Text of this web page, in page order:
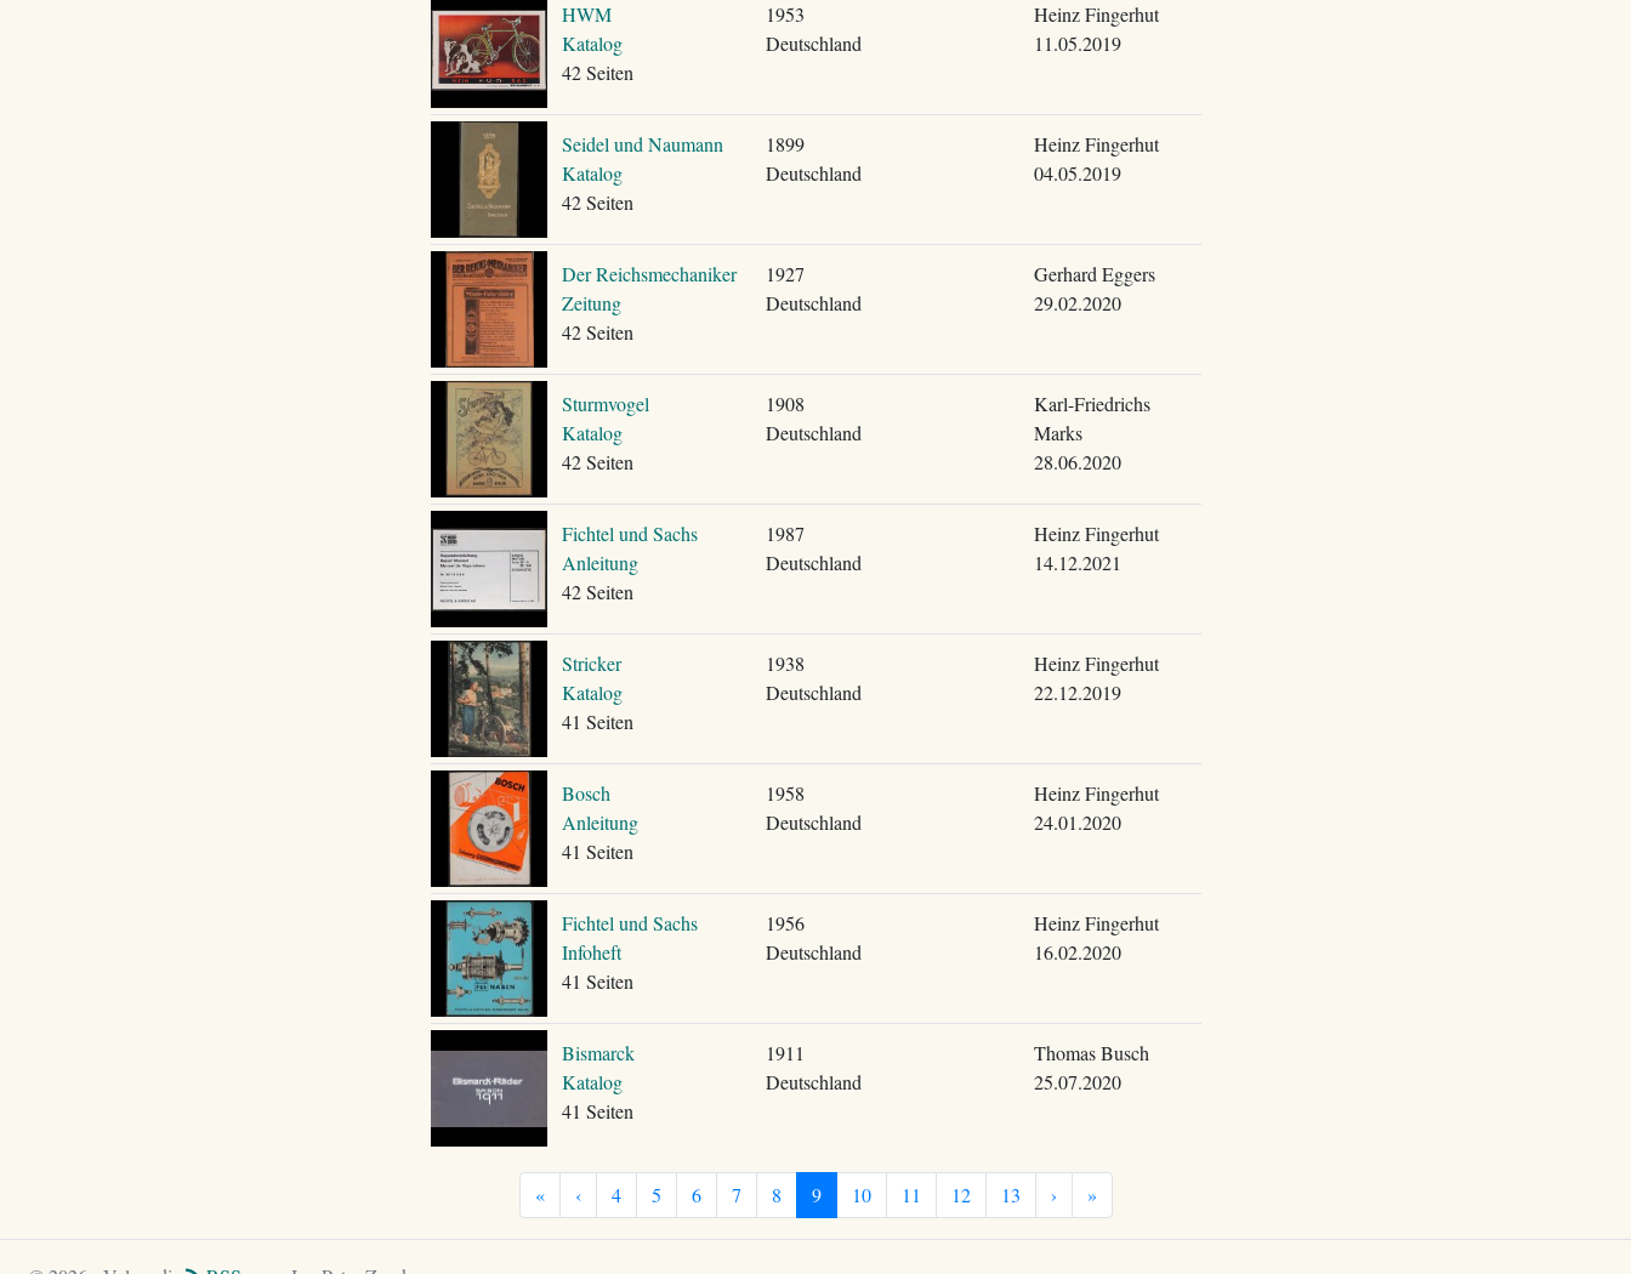
HWM
Katalog
42 Seiten
1953
Deutschland
Heinz Fingerhut
11.05.2019
Seidel und Naumann
Katalog
42 Seiten
1899
Deutschland
Heinz Fingerhut
04.05.2019
Der Reichsmechaniker
Zeitung
42 Seiten
1927
Deutschland
Gerhard Eggers
29.02.2020
Sturmvogel
Katalog
42 Seiten
1908
Deutschland
Karl-Friedrichs
Marks
28.06.2020
Fichtel und Sachs
Anleitung
42 Seiten
1987
Deutschland
Heinz Fingerhut
14.12.2021
Stricker
Katalog
41 Seiten
1938
Deutschland
Heinz Fingerhut
22.12.2019
Bosch
Anleitung
41 Seiten
1958
Deutschland
Heinz Fingerhut
24.01.2020
Fichtel und Sachs
Infoheft
41 Seiten
1956
Deutschland
Heinz Fingerhut
16.02.2020
Bismarck
Katalog
41 Seiten
1911
Deutschland
Thomas Busch
25.07.2020
« ‹ 4 5 6 7 8 9 10 11 12 13 › »